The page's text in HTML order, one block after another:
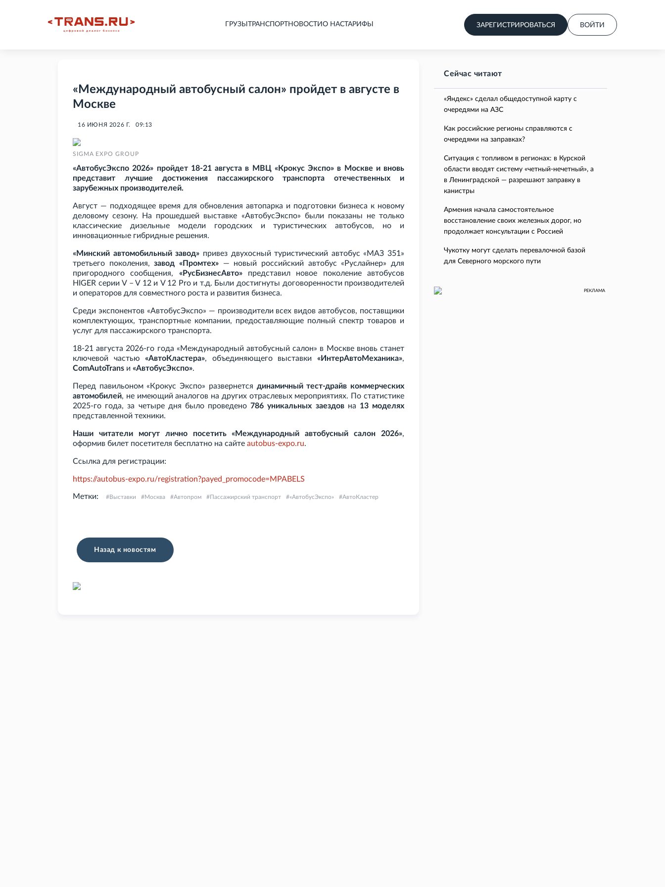
ГРУЗЫ ТРАНСПОРТНОВОСТИ О НАСТАРИФЫ ЗАРЕГИСТРИРОВАТЬСЯ ВОЙТИ
«Международный автобусный салон» пройдет в августе в
Москве
16 ИЮНЯ 2026 Г. 09:13
SIGMA EXPO GROUP
«АвтобусЭкспо 2026» пройдет 18-21 августа в МВЦ «Крокус Экспо» в Москве и вновь
представит лучшие достижения пассажирского транспорта отечественных и
зарубежных производителей.
Август — подходящее время для обновления автопарка и подготовки бизнеса к новому
деловому сезону. На прошедшей выставке «АвтобусЭкспо» были показаны не только
классические дизельные модели городских и туристических автобусов, но и
инновационные гибридные решения.
«Минский автомобильный завод» привез двухосный туристический автобус «МАЗ 351»
третьего поколения,завод «Промтех» — новый российский автобус «Руслайнер» для
пригородного сообщения, «РусБизнесАвто»представил новое поколение автобусов
HIGER серии V – V 12 и V 12 Pro и т.д. Были достигнуты договоренности производителей
и операторов для совместного роста и развития бизнеса.
Среди экспонентов «АвтобусЭкспо» — производители всех видов автобусов, поставщики
комплектующих, транспортные компании, предоставляющие полный спектр товаров и
услуг для пассажирского транспорта.
18-21 августа 2026-го года «Международный автобусный салон» в Москве вновь станет
ключевой частью«АвтоКластера», объединяющего выставки«ИнтерАвтоМеханика»,
ComAutoTrans и «АвтобусЭкспо».
Перед павильоном «Крокус Экспо» развернется динамичный тест-драйв коммерческих
автомобилей, не имеющий аналогов на других отраслевых мероприятиях. По статистике
2025-го года, за четыре дня было проведено786 уникальных заездовна 13 моделях
представленной техники.
Наши читатели могут лично посетить «Международный автобусный салон 2026»,
оформив билет посетителя бесплатно на сайте autobus-expo.ru.
Ссылка для регистрации:
https://autobus-expo.ru/registration?payed_promocode=MPABELS
Метки: Выставки Москва Автопром Пассажирский транспорт «АвтобусЭкспо» АвтоКластер
Назад к новостям
Сейчас читают
«Яндекс» сделал общедоступной карту с
очередями на АЗС
Как российские регионы справляются с
очередями на заправках?
Ситуация с топливом в регионах: в Курской
области вводят систему «четный-нечетный», а
в Ленинградской — разрешают заправку в
канистры
Армения начала самостоятельное
восстановление своих железных дорог, но
продолжает консультации с Россией
Чукотку могут сделать перевалочной базой
для Северного морского пути
РЕКЛАМА